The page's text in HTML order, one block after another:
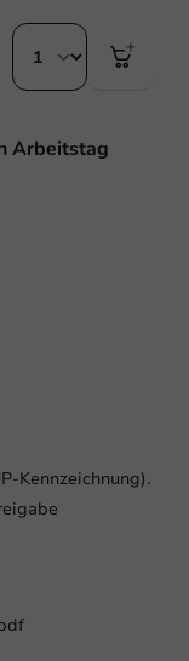
Kennzeichnung).
Arbeitstag